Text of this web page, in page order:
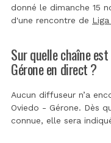
donné le dimanche 15
d'une rencontre de Liga
Sur quelle chaîne
Gérone en direct ?
Aucun diffuseur n’a
Oviedo - Gérone. Dès
connue, elle sera